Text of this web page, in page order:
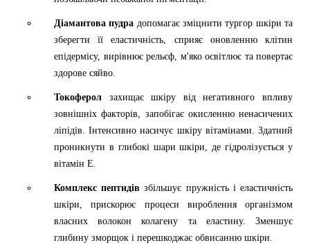
Діамантова пудра допомагає зміцнити тургор шкіри та
зберегти її еластичність, сприяє оновленню клітин
епідермісу, вирівнює рельєф, м'яко освітлює та повертає
здорове сяйво.
Токоферол захищає шкіру від негативного впливу
зовнішніх факторів, запобігає окисленню ненасичених
ліпідів. Інтенсивно насичує шкіру вітамінами. Здатний
проникнути в глибокі шари шкіри, де гідролізується у
вітамін Е.
Комплекс пептидів збільшує пружність і еластичність
шкіри, прискорює процеси вироблення організмом
власних волокон колагену та еластину. Зменшує
глибину зморщок і перешкоджає обвисанню шкіри.